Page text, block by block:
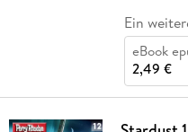
Ein
eBook
2,49 €